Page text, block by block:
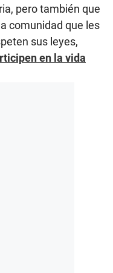
pero también que
comunidad que les
sus leyes,
en la vida